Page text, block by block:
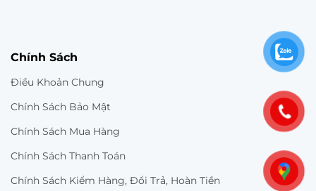
Chính Sách
Điều Khoản Chung
Chính Sách Bảo Mật
Chính Sách Mua Hàng
Chính Sách Thanh Toán
Chính Sách Kiểm Hàng, Đổi Trả, Hoàn Tiền